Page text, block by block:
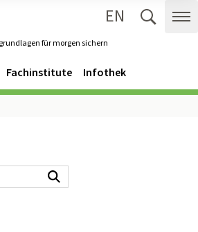
für morgen sichern
EN
Fachinstitute Infothek